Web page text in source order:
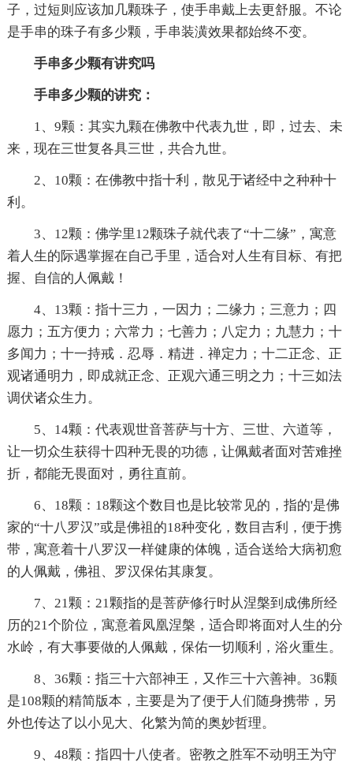
子，过短则应该加几颗珠子，使手串戴上去更舒服。不论
是手串的珠子有多少颗，手串装潢效果都始终不变。
手串多少颗有讲究吗
手串多少颗的讲究：
1、9颗：其实九颗在佛教中代表九世，即，过去、未
来，现在三世复各具三世，共合九世。
2、10颗：在佛教中指十利，散见于诸经中之种种十
利。
3、12颗：佛学里12颗珠子就代表了“十二缘”，寓意
着人生的际遇掌握在自己手里，适合对人生有目标、有把
握、自信的人佩戴！
4、13颗：指十三力，一因力；二缘力；三意力；四
愿力；五方便力；六常力；七善力；八定力；九慧力；十
多闻力；十一持戒．忍辱．精进．禅定力；十二正念、正
观诸通明力，即成就正念、正观六通三明之力；十三如法
调伏诸众生力。
5、14颗：代表观世音菩萨与十方、三世、六道等，
让一切众生获得十四种无畏的功德，让佩戴者面对苦难挫
折，都能无畏面对，勇往直前。
6、18颗：18颗这个数目也是比较常见的，指的'是佛
家的“十八罗汉”或是佛祖的18种变化，数目吉利，便于携
带，寓意着十八罗汉一样健康的体魄，适合送给大病初愈
的人佩戴，佛祖、罗汉保佑其康复。
7、21颗：21颗指的是菩萨修行时从涅槃到成佛所经
历的21个阶位，寓意着凤凰涅槃，适合即将面对人生的分
水岭，有大事要做的人佩戴，保佑一切顺利，浴火重生。
8、36颗：指三十六部神王，又作三十六善神。36颗
是108颗的精简版本，主要是为了便于人们随身携带，另
外也传达了以小见大、化繁为简的奥妙哲理。
9、48颗：指四十八使者。密教之胜军不动明王为守